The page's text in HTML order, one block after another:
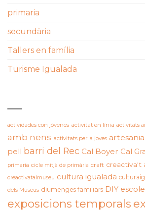
primaria
secundària
Tallers en família
Turisme Igualada
actividades con jóvenes activitat en línia activitats
amb nens activitats per a joves artesania
pell barri del Rec Cal Boyer Cal
primaria cicle mitjà de primària craft creactiva't
creactivatalmuseu cultura igualada
dels Museus diumenges familiars DIY
exposicions temporals